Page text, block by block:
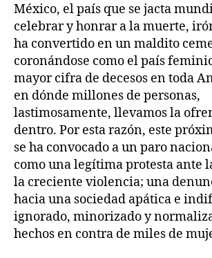
México, el país que se jacta
celebrar y honrar a la muerte,
ha convertido en un maldito
coronándose como el país
mayor cifra de decesos en toda
en dónde millones de personas,
lastimosamente, llevamos la
dentro. Por esta razón, este
se ha convocado a un paro
como una legítima protesta ante
la creciente violencia; una
hacia una sociedad apática e
ignorado, minorizado y
hechos en contra de miles de